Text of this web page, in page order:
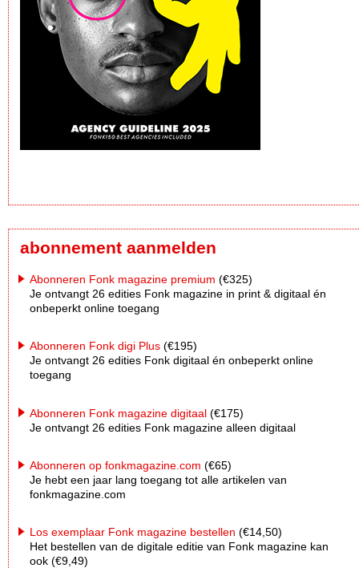
abonnement aanmelden
Abonneren Fonk magazine premium (€325)
Je ontvangt 26 edities Fonk magazine in print & digitaal én
onbeperkt online toegang
Abonneren Fonk digi Plus (€195)
Je ontvangt 26 edities Fonk digitaal én onbeperkt online
toegang
Abonneren Fonk magazine digitaal (€175)
Je ontvangt 26 edities Fonk magazine alleen digitaal
Abonneren op fonkmagazine.com (€65)
Je hebt een jaar lang toegang tot alle artikelen van
fonkmagazine.com
Los exemplaar Fonk magazine bestellen (€14,50)
Het bestellen van de digitale editie van Fonk magazine kan
ook (€9,49)